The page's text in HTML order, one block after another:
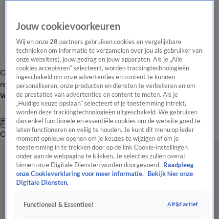
Overzicht Laatste nieuws Regionieuws Het beste van Hart
Tip de
redactie
Volg Hart van Nederland
Zoeken
OverzichtRegioUitzendingenWeerTip de redactiePanelVideo's
Jouw cookievoorkeuren
Wij en onze28 partners gebruiken cookies en vergelijkbare
technieken om informatie te verzamelen over jou als gebruiker van
onze website(s), jouw gedrag en jouw apparaten. Als je „Alle
cookies accepteren” selecteert, worden trackingtechnologieën
ingeschakeld om onze advertenties en content te kunnen
personaliseren, onze producten en diensten te verbeteren en om
de prestaties van advertenties en content te meten. Als je
„Huidige keuze opslaan” selecteert of je toestemming intrekt,
worden deze trackingtechnologieën uitgeschakeld. We gebruiken
dan enkel functionele en essentiële cookies om de website goed te
laten functioneren en veilig te houden. Je kunt dit menu op ieder
moment opnieuw openen om je keuzes te wijzigen of om je
toestemming in te trekken door op de link Cookie-instellingen
onder aan de webpagina te klikken. Je selecties zullen overal
binnen onze Digitale Diensten worden doorgevoerd. Raadpleeg
onze Cookieverklaring voor meer informatie.
Bekijk hier onze
Digitale Diensten.
Functioneel & Essentieel Altijd actief